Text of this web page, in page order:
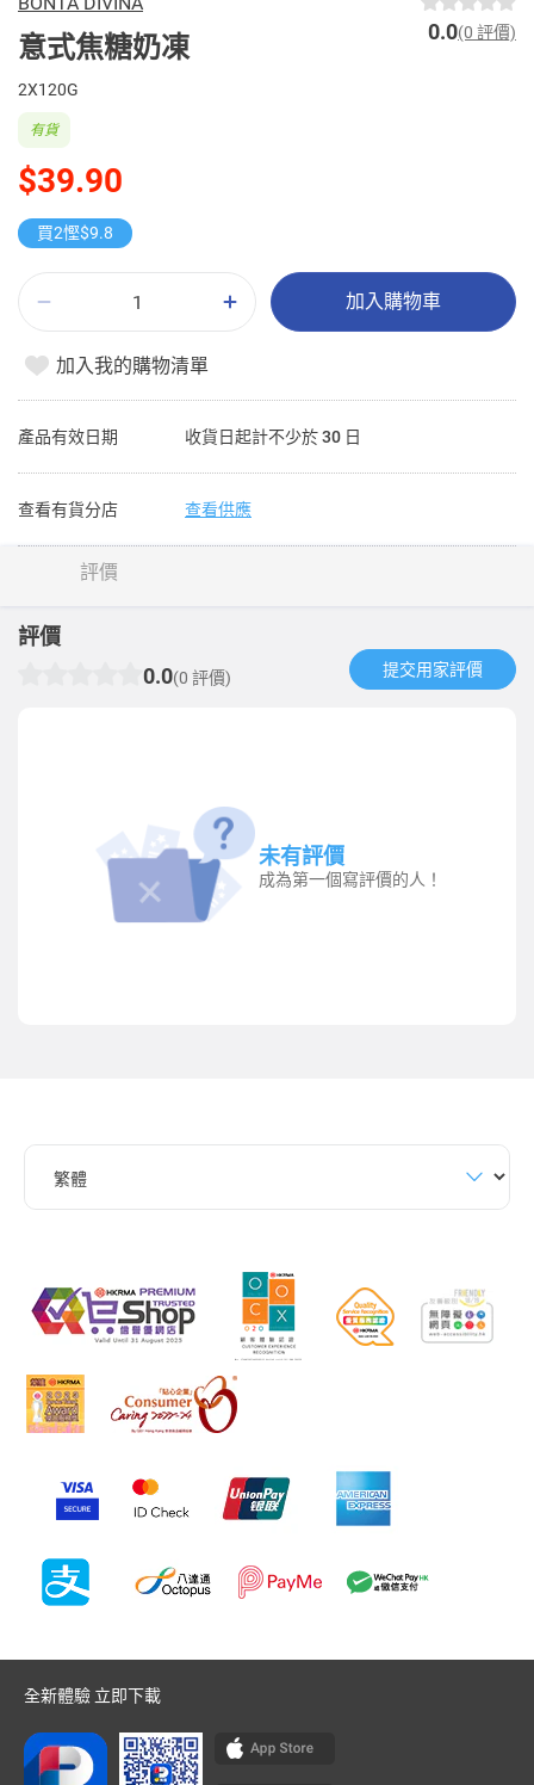
意式焦糖奶凍 0.0(0 評價)
2X120G
$39.90
有貨
買2慳$9.8
加入購物車
加入我的購物清單
產品有效日期 收貨日起計不少於 30 日
查看有貨分店 查看供應
評價
評價
0.0(0 評價) 提交用家評價​
未有評價
成為第一個寫評價的人！
全新體驗 立即下載